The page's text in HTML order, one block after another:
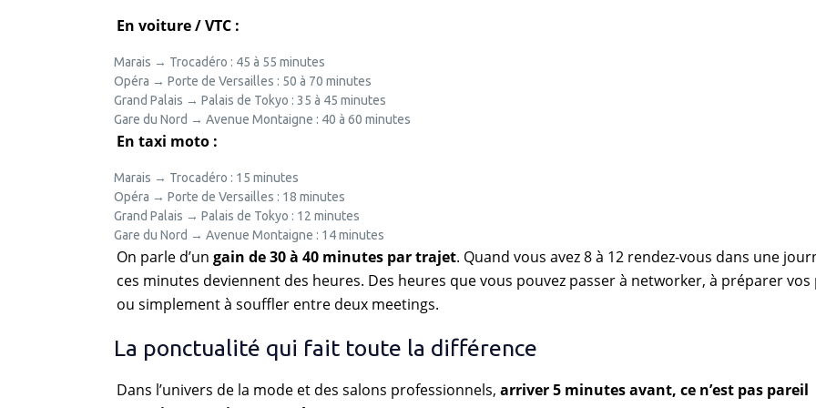
En voiture / VTC :
Marais → Trocadéro : 45 à 55 minutes
Opéra → Porte de Versailles : 50 à 70 minutes
Grand Palais → Palais de Tokyo : 35 à 45 minutes
Gare du Nord → Avenue Montaigne : 40 à 60 minutes
En taxi moto :
Marais → Trocadéro : 15 minutes
Opéra → Porte de Versailles : 18 minutes
Grand Palais → Palais de Tokyo : 12 minutes
Gare du Nord → Avenue Montaigne : 14 minutes
On parle d’un gain de 30 à 40 minutes par trajet. Quand vous avez 8 à 12 rendez-vous dans une
ces minutes deviennent des heures. Des heures que vous pouvez passer à networker, à préparer vos
ou simplement à souffler entre deux meetings.
La ponctualité qui fait toute la différence
Dans l’univers de la mode et des salons professionnels, arriver 5 minutes avant, ce n’est pas pareil